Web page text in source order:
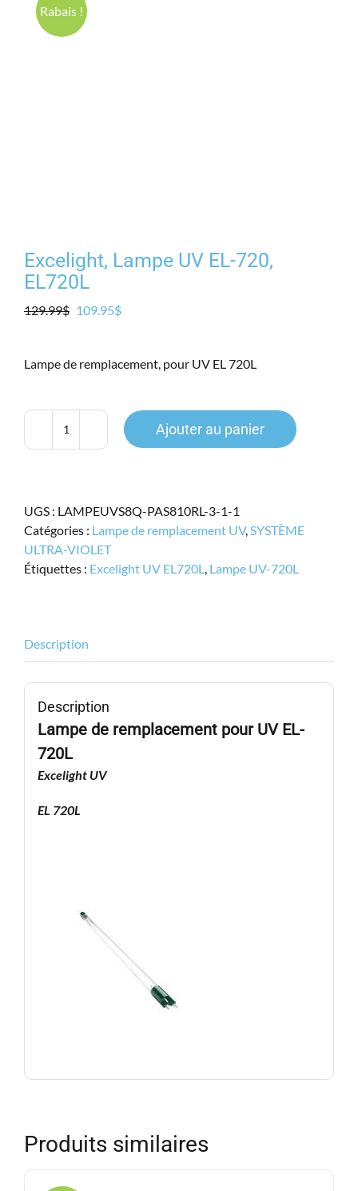
Rabais !
Excelight, Lampe UV EL-720,
EL720L
129.99$ Le
était :
109.95$Le
est :
Lampe de remplacement, pour UV EL 720L
quantité
UV
EL-
720,
EL720L
Ajouter au panier
UGS : LAMPEUVS8Q-PAS810RL-3-1-1
Catégories : Lampe de remplacement UV,SYSTÈME
ULTRA-VIOLET
Étiquettes : Excelight UV EL720L, Lampe UV-720L
Description
Description
Lampe de remplacement pour UV EL-
720L
Excelight UV
EL 720L
Produits similaires